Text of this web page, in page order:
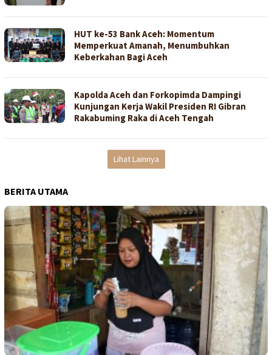
HUT ke-53 Bank Aceh: Momentum
Memperkuat Amanah, Menumbuhkan
Keberkahan Bagi Aceh
Kapolda Aceh dan Forkopimda Dampingi
Kunjungan Kerja Wakil Presiden RI Gibran
Rakabuming Raka di Aceh Tengah
Lihat Lainnya
BERITA UTAMA